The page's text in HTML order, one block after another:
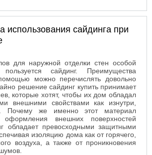
использования сайдинга при
для наружной отделки стен особой
пользуется сайдинг. Преимущества
можно перечислять довольно
решение сайдинг купить принимает
которые хотят, чтобы их дом обладал
внешними свойствами как изнутри,
Почему же именно этот материал
внешних поверхностей
обладает превосходными защитными
изоляцию дома как от горячего,
воздуха, а также от проникновения